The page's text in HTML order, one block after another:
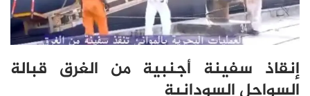
إنقاذ سفينة أجنبية من الغرق قبالة
السواحل السودانية